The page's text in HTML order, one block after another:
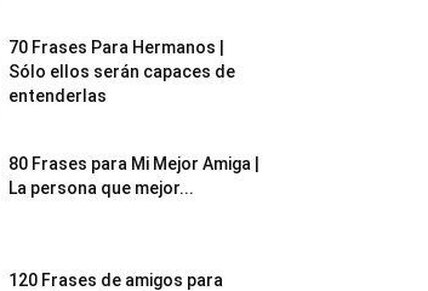
70 Frases Para Hermanos |
Sólo ellos serán capaces de
entenderlas
80 Frases para Mi Mejor Amiga |
La persona que mejor...
120 Frases de amigos para